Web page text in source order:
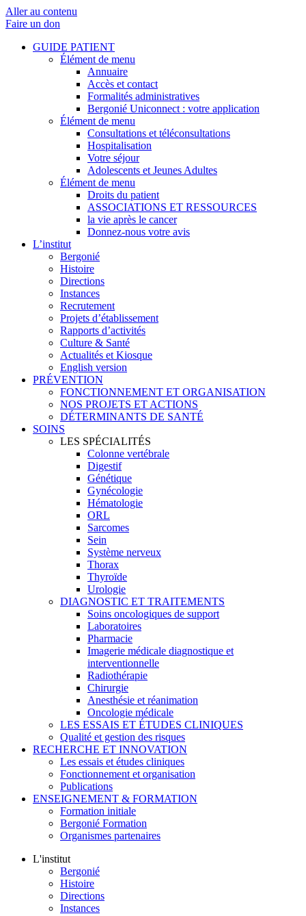
Aller au contenu
Faire un don
GUIDE PATIENT
Élément de menu
Annuaire
Accès et contact
Formalités administratives
Bergonié Uniconnect : votre application
Élément de menu
Consultations et téléconsultations
Hospitalisation
Votre séjour
Adolescents et Jeunes Adultes
Élément de menu
Droits du patient
ASSOCIATIONS ET RESSOURCES
la vie après le cancer
Donnez-nous votre avis
L’institut
Bergonié
Histoire
Directions
Instances
Recrutement
Projets d’établissement
Rapports d’activités
Culture & Santé
Actualités et Kiosque
English version
PRÉVENTION
FONCTIONNEMENT ET ORGANISATION
NOS PROJETS ET ACTIONS
DÉTERMINANTS DE SANTÉ
SOINS
LES SPÉCIALITÉS
Colonne vertébrale
Digestif
Génétique
Gynécologie
Hématologie
ORL
Sarcomes
Sein
Système nerveux
Thorax
Thyroïde
Urologie
DIAGNOSTIC ET TRAITEMENTS
Soins oncologiques de support
Laboratoires
Pharmacie
Imagerie médicale diagnostique et
interventionnelle
Radiothérapie
Chirurgie
Anesthésie et réanimation
Oncologie médicale
LES ESSAIS ET ÉTUDES CLINIQUES
Qualité et gestion des risques
RECHERCHE ET INNOVATION
Les essais et études cliniques
Fonctionnement et organisation
Publications
ENSEIGNEMENT & FORMATION
Formation initiale
Bergonié Formation
Organismes partenaires
L'institut
Bergonié
Histoire
Directions
Instances